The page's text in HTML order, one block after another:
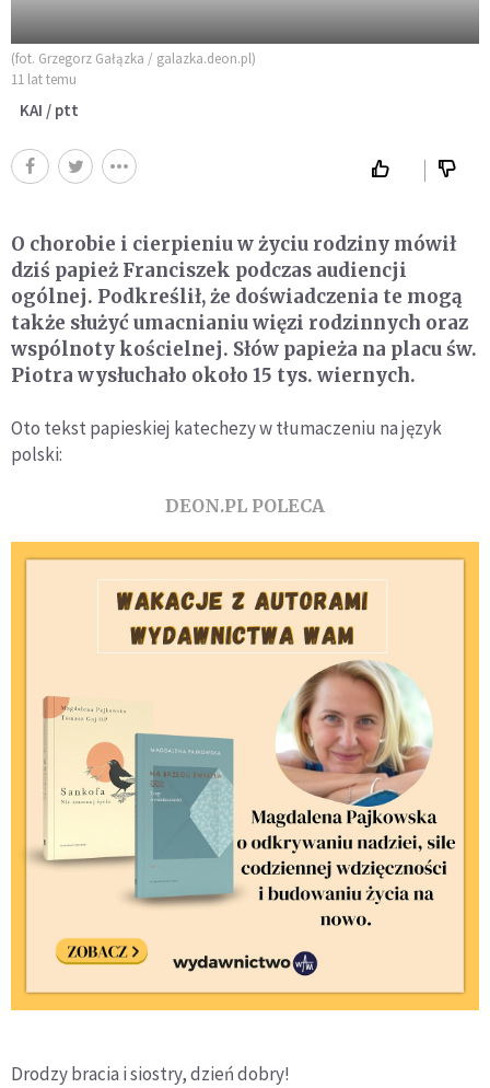
(fot. Grzegorz Gałązka / galazka.deon.pl)
11 lat temu
KAI / ptt
O chorobie i cierpieniu w życiu rodziny mówił
dziś papież Franciszek podczas audiencji
ogólnej. Podkreślił, że doświadczenia te mogą
także służyć umacnianiu więzi rodzinnych oraz
wspólnoty kościelnej. Słów papieża na placu św.
Piotra wysłuchało około 15 tys. wiernych.
Oto tekst papieskiej katechezy w tłumaczeniu na język
polski:
DEON.PL POLECA
Drodzy bracia i siostry, dzień dobry!